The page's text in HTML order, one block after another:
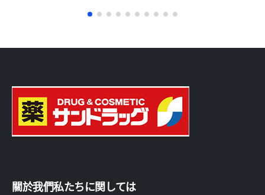
關於我們私たちに関しては